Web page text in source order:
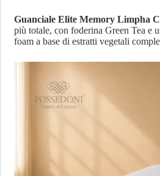
Guanciale Elite Memory Limpha
più totale, con foderina Green Tea e
foam a base di estratti vegetali